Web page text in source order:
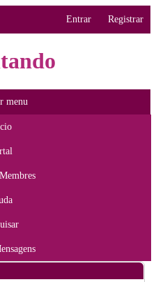
Entrar Registrar
menu